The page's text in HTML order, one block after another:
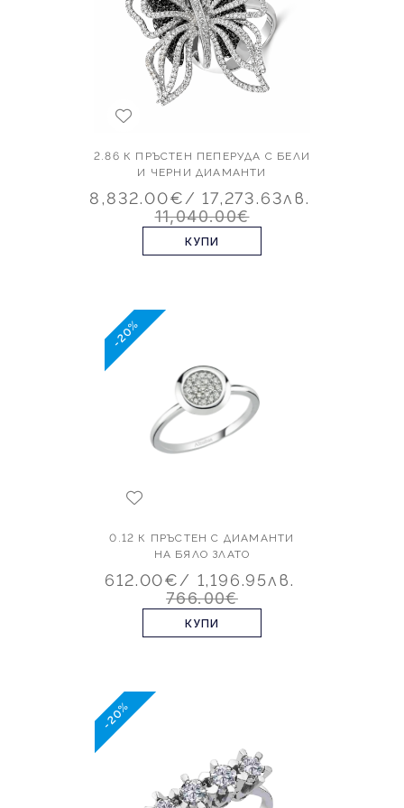
2.86 К ПРЪСТЕН ПЕПЕРУДА С БЕЛИ
И ЧЕРНИ ДИАМАНТИ
8,832.00€/ 17,273.63лв.
11,040.00€
КУПИ
-20%
0.12 К ПРЪСТЕН С ДИАМАНТИ
НА БЯЛО ЗЛАТО
612.00€/ 1,196.95лв.
766.00€
КУПИ
-20%